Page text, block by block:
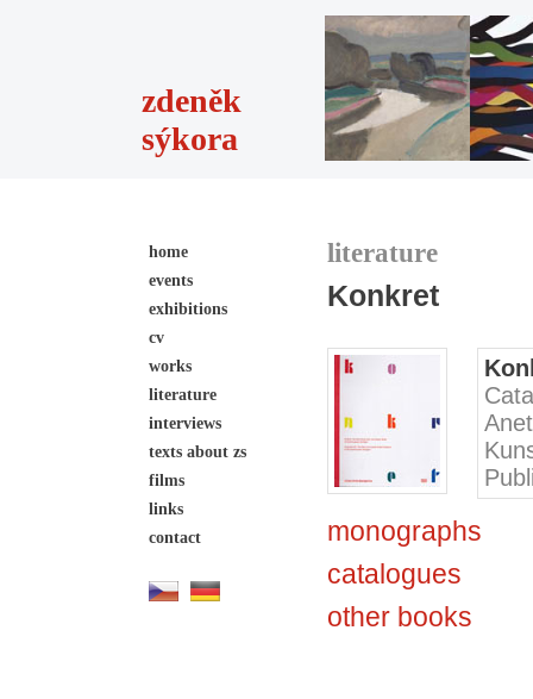
zdeněk
sýkora
home
events
exhibitions
cv
works
literature
interviews
texts about zs
films
links
contact
literature
Konkret
monographs
catalogues
other books